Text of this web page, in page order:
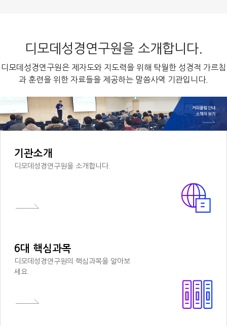
디모데성경연구원을 소개합니다.
디모데성경연구원은 제자도와 지도력을 위해 탁월한 성경적 가르침
과 훈련을 위한 자료들을 제공하는 말씀사역 기관입니다.
기관소개
디모데성경연구원을 소개합니다.
6대 핵심과목
디모데성경연구원의 핵심과목을 알아보
세요.